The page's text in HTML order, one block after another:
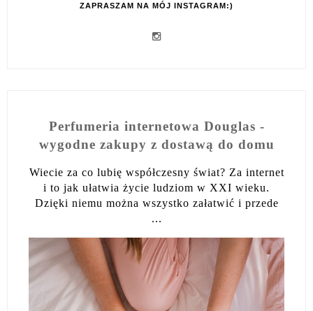
ZAPRASZAM NA MÓJ INSTAGRAM:)
Perfumeria internetowa Douglas -
wygodne zakupy z dostawą do domu
Wiecie za co lubię współczesny świat? Za internet
i to jak ułatwia życie ludziom w XXI wieku.
Dzięki niemu można wszystko załatwić i przede
...